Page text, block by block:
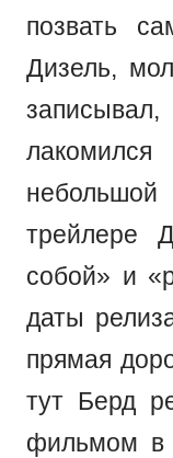
позвать
Дизель,
трейлере
собой» и
даты
прямая
тут Берд
фильмом в